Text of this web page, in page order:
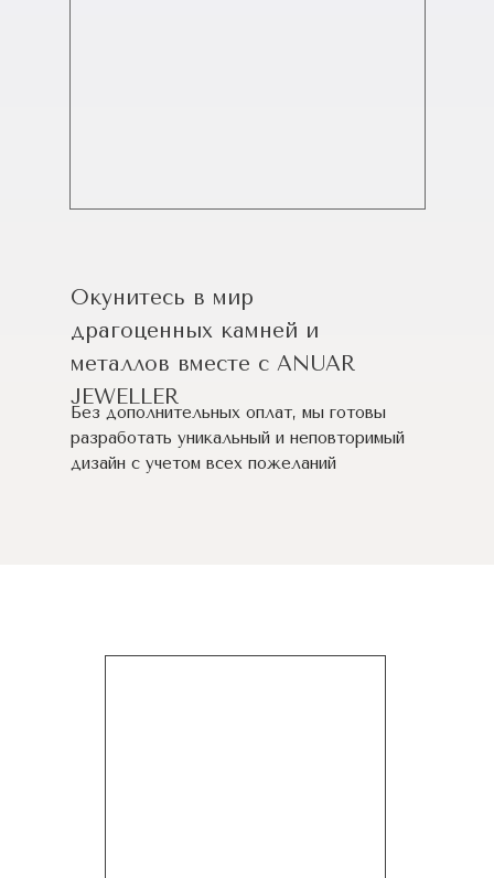
Окунитесь в мир
драгоценных камней и
металлов вместе с ANUAR
JEWELLER
Без дополнительных оплат, мы готовы
разработать уникальный и неповторимый
дизайн c учетом всех пожеланий